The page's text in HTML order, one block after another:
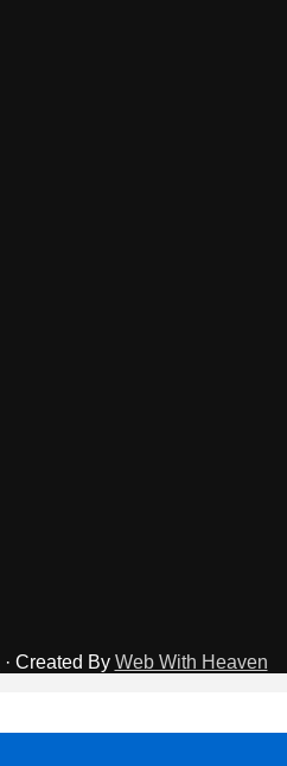
· Created By Web With Heaven